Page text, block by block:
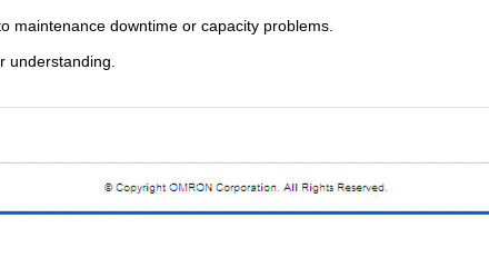
maintenance downtime or capacity problems.